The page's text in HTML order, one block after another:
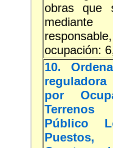
obras que
mediante
ocupación:
10.
por
Público
Puestos,